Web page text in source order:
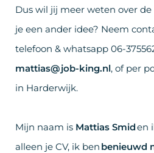
Dus wil jij meer weten over
je een ander idee? Neem
telefoon & whatsapp 06-
mattias@job-king.nl, of per
in Harderwijk.
Mijn naam is Mattias Smiden
alleen je CV, ik ben benieuwd